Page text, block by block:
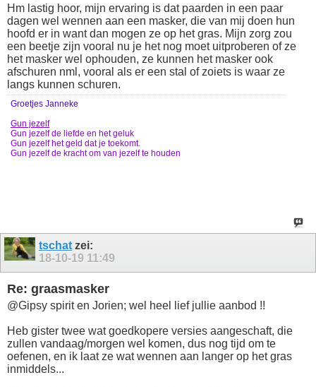
Hm lastig hoor, mijn ervaring is dat paarden in een paar
dagen wel wennen aan een masker, die van mij doen hun
hoofd er in want dan mogen ze op het gras. Mijn zorg zou
een beetje zijn vooral nu je het nog moet uitproberen of ze
het masker wel ophouden, ze kunnen het masker ook
afschuren nml, vooral als er een stal of zoiets is waar ze
langs kunnen schuren.
Groetjes Janneke
Gun jezelf
Gun jezelf de liefde en het geluk
Gun jezelf het geld dat je toekomt.
Gun jezelf de kracht om van jezelf te houden
tschat zei:
18-10-19 11:49
Re: graasmasker
@Gipsy spirit en Jorien; wel heel lief jullie aanbod !!
Heb gister twee wat goedkopere versies aangeschaft, die
zullen vandaag/morgen wel komen, dus nog tijd om te
oefenen, en ik laat ze wat wennen aan langer op het gras
inmiddels...